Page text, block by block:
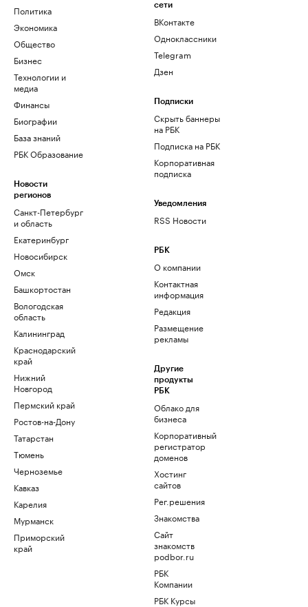
Политика
Экономика
Общество
Бизнес
Технологии и
медиа
Финансы
Биографии
База знаний
РБК Образование
Новости
регионов
Санкт-Петербург
и область
Екатеринбург
Новосибирск
Омск
Башкортостан
Вологодская
область
Калининград
Краснодарский
край
Нижний
Новгород
Пермский край
Ростов-на-Дону
Татарстан
Тюмень
Черноземье
Кавказ
Карелия
Мурманск
Приморский
край
сети
ВКонтакте
Одноклассники
Telegram
Дзен
Подписки
Скрыть баннеры
на РБК
Подписка на РБК
Корпоративная
подписка
Уведомления
RSS Новости
РБК
О компании
Контактная
информация
Редакция
Размещение
рекламы
Другие
продукты
РБК
Облако для
бизнеса
Корпоративный
регистратор
доменов
Хостинг
сайтов
Рег.решения
Знакомства
Сайт
знакомств
podbor.ru
РБК
Компании
РБК Курсы